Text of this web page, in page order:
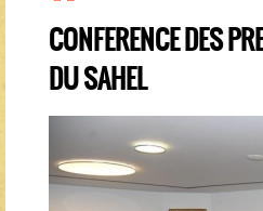
Vous êtes ici
CONFERENCE DES
DU SAHEL